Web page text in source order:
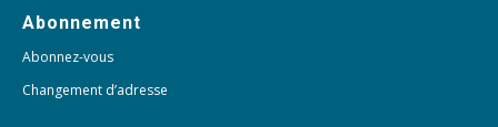
Abonnement
Abonnez-vous
Changement d’adresse